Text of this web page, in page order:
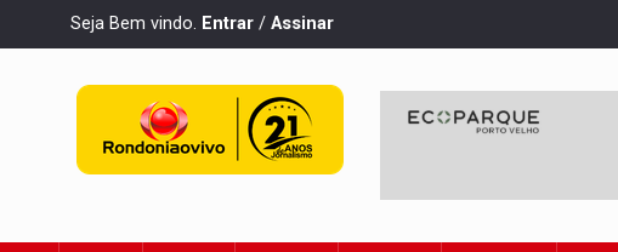
Seja Bem vindo. Entrar / Assinar